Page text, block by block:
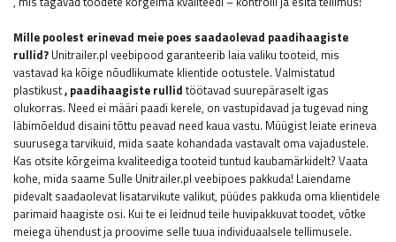
Mille poolest erinevad meie poes saadaolevad paadihaagiste
rullid? Unitrailer.pl veebipood garanteerib laia valiku tooteid, mis
vastavad ka kõige nõudlikumate klientide ootustele. Valmistatud
plastikust, paadihaagiste rullid töötavad suurepäraselt igas
olukorras. Need ei määri paadi kerele, on vastupidavad ja tugevad ning
läbimõeldud disaini tõttu peavad need kaua vastu. Müügist leiate erineva
suurusega tarvikuid, mida saate kohandada vastavalt oma vajadustele.
Kas otsite kõrgeima kvaliteediga tooteid tuntud kaubamärkidelt? Vaata
kohe, mida saame Sulle Unitrailer.pl veebipoes pakkuda! Laiendame
pidevalt saadaolevat lisatarvikute valikut, püüdes pakkuda oma klientidele
parimaid haagiste osi. Kui te ei leidnud teile huvipakkuvat toodet, võtke
meiega ühendust ja proovime selle tuua individuaalsele tellimusele.